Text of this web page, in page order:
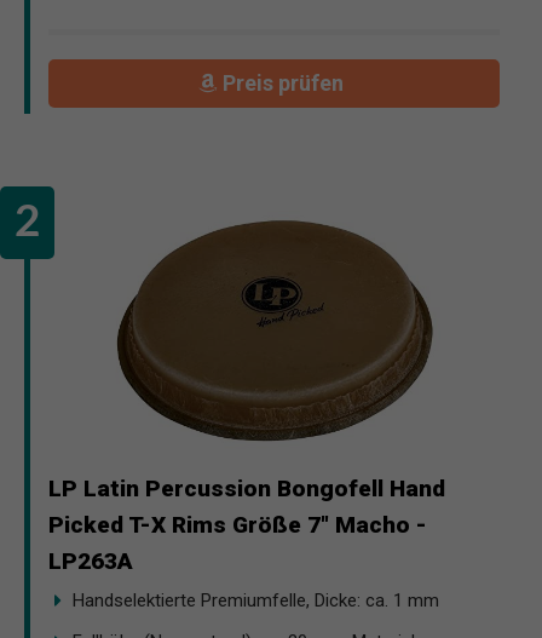
Preis prüfen
LP Latin Percussion Bongofell Hand
Picked T-X Rims Größe 7" Macho -
LP263A
Handselektierte Premiumfelle, Dicke: ca. 1 mm